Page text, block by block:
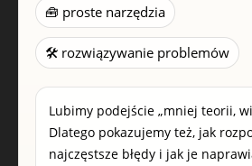
🧰 proste narzędzia
🛠️ rozwiązywanie problemów
Lubimy podejście „mniej teorii,
Dlatego pokazujemy też, jak
najczęstsze błędy i jak je